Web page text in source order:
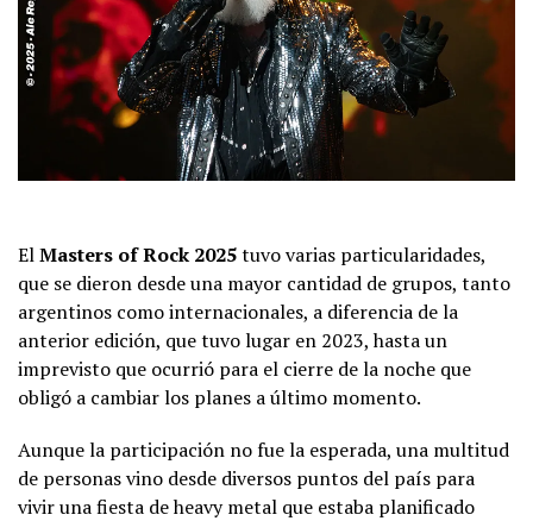
ElMasters of Rock 2025tuvo varias particularidades,
que se dieron desde una mayor cantidad de grupos, tanto
argentinos como internacionales, a diferencia de la
anterior edición, que tuvo lugar en 2023, hasta un
imprevisto que ocurrió para el cierre de la noche que
obligó a cambiar los planes a último momento.
Aunque la participación no fue la esperada, una multitud
de personas vino desde diversos puntos del país para
vivir una fiesta de heavy metal que estaba planificado